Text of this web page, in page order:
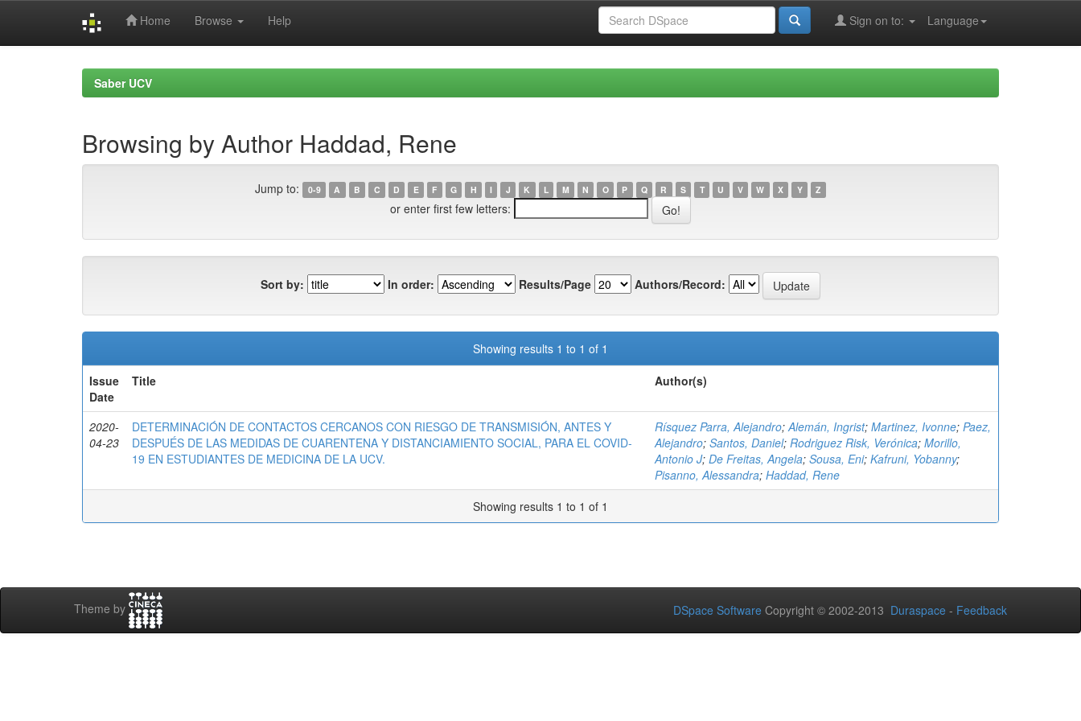
Home Browse Help Language
Sign on to:
Saber UCV
Browsing by Author Haddad, Rene
Jump to: 0-9 A B C D E F G H I J K L M N O P Q R S T U V W X Y Z
or enter first few letters:
Sort by: In order: Results/Page Authors/Record:
Showing results 1 to 1 of 1
Issue
Date
Title Author(s)
2020-
04-23
DETERMINACIÓN DE CONTACTOS CERCANOS CON RIESGO DE TRANSMISIÓN, ANTES Y
DESPUÉS DE LAS MEDIDAS DE CUARENTENA Y DISTANCIAMIENTO SOCIAL, PARA EL COVID-
19 EN ESTUDIANTES DE MEDICINA DE LA UCV.
Rísquez Parra, Alejandro;Alemán, Ingrist; Martinez, Ivonne; Paez,
Alejandro; Santos, Daniel; Rodriguez Risk, Verónica; Morillo,
Antonio J; De Freitas, Angela; Sousa, Eni; Kafruni, Yobanny;
Pisanno, Alessandra; Haddad, Rene
Showing results 1 to 1 of 1
Theme by DSpace Software Copyright © 2002-2013 Duraspace - Feedback